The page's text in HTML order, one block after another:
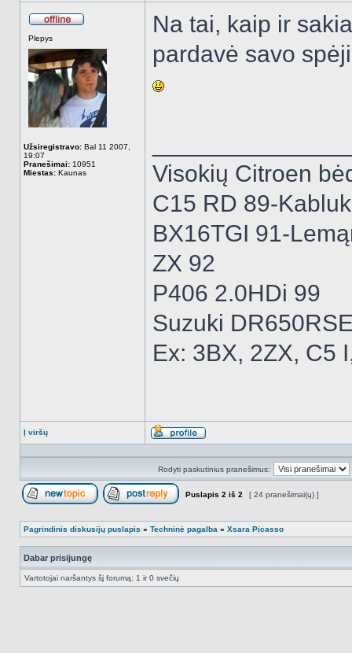
Plepys
Užsiregistravo: Bal 11 2007,
19:07
Pranešimai: 10951
Miestas: Kaunas
Na tai, kaip ir
pardavė savo
Visokių Citroen
C15 RD 89-
BX16TGI 91-
ZX 92
P406 2.0HDi 99
Suzuki
Ex: 3BX, 2ZX, C5
Į viršų
Aprašymas
Rodyti paskutinius pranešimus:
Puslapis 2 iš 2 [ 24 pranešimai(ų) ]
Pagrindinis diskusijų puslapis » Techninė pagalba » Xsara Picasso
Dabar prisijungę
Vartotojai naršantys šį forumą: 1 ir 0 svečių